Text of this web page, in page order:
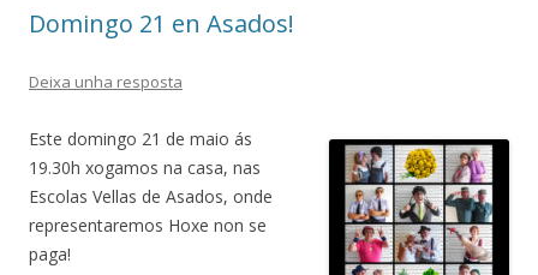
Domingo 21 en Asados!
Deixa unha resposta
Este domingo 21 de maio ás
19.30h xogamos na casa, nas
Escolas Vellas de Asados, onde
representaremos Hoxe non se
paga!